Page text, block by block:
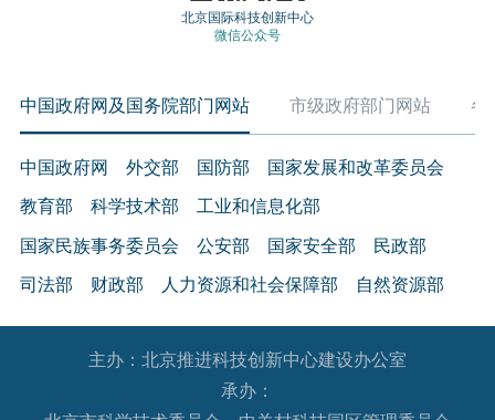
以专利、版权、商标等为载体的技术贸易。知识产权
跨境许可是指授权境外机构有偿使用专利、版权和商
知识产权售卖给境外机构。
6.文化产品数字制作及相关服务
采用数字技术对舞台剧目、音乐、美术、文物、非物
质文化遗产、文献资源等文化内容以及各种出版物进
行数字化转化和开发，为各种显示终端提供内容，以
北京国际科技创新中心
微信公众号
中国政府网及国务院部门网站 市级政府部门网站 各
中国政府网 外交部 国防部 国家发展和改革委员会
教育部 科学技术部 工业和信息化部
国家民族事务委员会 公安部 国家安全部 民政部
司法部 财政部 人力资源和社会保障部 自然资源部
生态环境部 住房和城乡建设部 交通运输部 水利部
农业农村部 商务部 文化和旅游部
退役军人事务部
主办：北京推进科技创新中心建设办公室
承办：